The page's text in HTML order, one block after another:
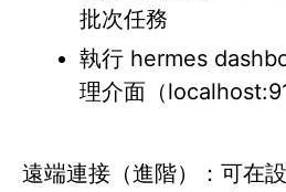
批次任務
執行 hermes
理介面（
遠端連接（進階）：可在